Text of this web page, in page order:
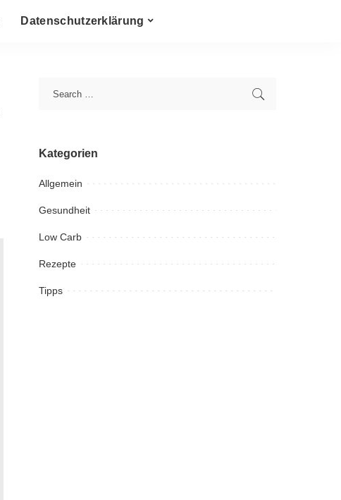
Datenschutzerklärung
Kategorien
Allgemein
Gesundheit
Low Carb
Rezepte
Tipps